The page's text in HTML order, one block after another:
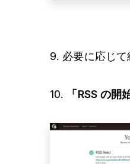
9. 必要に応じて
10. 「RSS の開